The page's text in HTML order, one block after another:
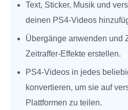
Text, Sticker, Musik und
deinen PS4‑Videos
Übergänge anwenden und
Zeitraffer‑Effekte erstellen.
PS4‑Videos in jedes
konvertieren, um sie auf
Plattformen zu teilen.